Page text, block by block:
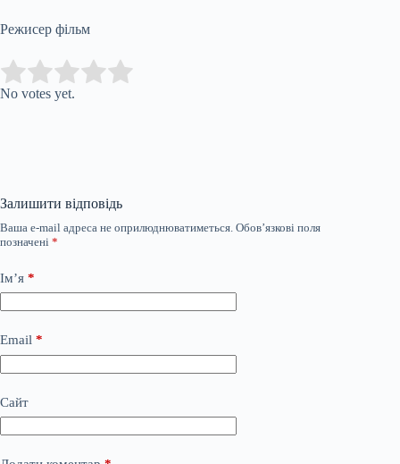
Режисер фільм
Rate this item:
No votes yet.
Залишити відповідь
Ваша e-mail адреса не оприлюднюватиметься. Обов’язкові поля
позначені *
Ім’я *
Email *
Сайт